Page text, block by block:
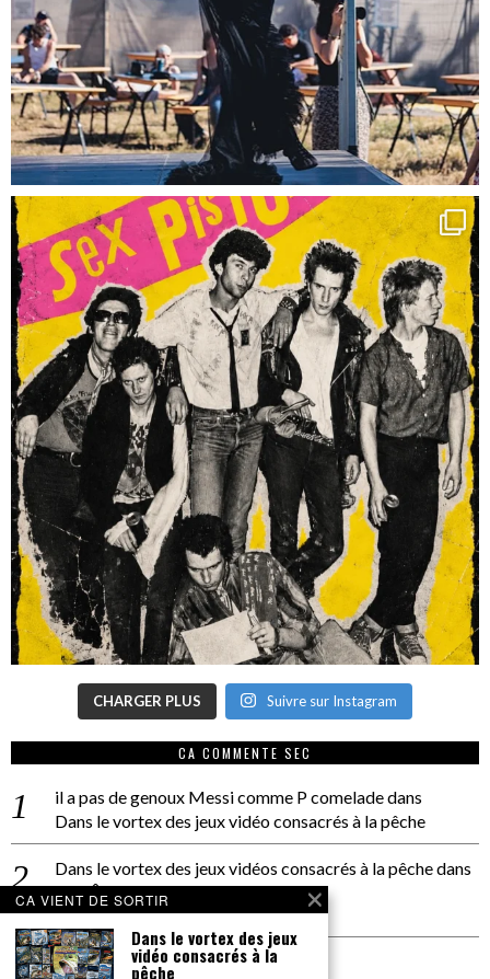
CHARGER PLUS Suivre sur Instagram
CA COMMENTE SEC
il a pas de genoux Messi comme P comeladedans
Dans le vortex des jeux vidéo consacrés à la pêche
Dans le vortex des jeux vidéos consacrés à la pêchedans
PACÔME THIELLEMENT
La séance d’Hip Gnose
La Patrie
dans
CA VIENT DE SORTIR
Dans le vortex des jeux
vidéo consacrés à la
pêche